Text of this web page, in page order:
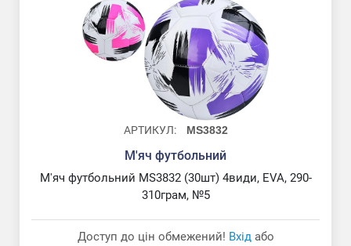
АРТИКУЛ: MS3832
М'яч футбольний
М'яч футбольний MS3832 (30шт) 4види, EVA, 290-
310грам, №5
Доступ до цін обмежений! Вхід або